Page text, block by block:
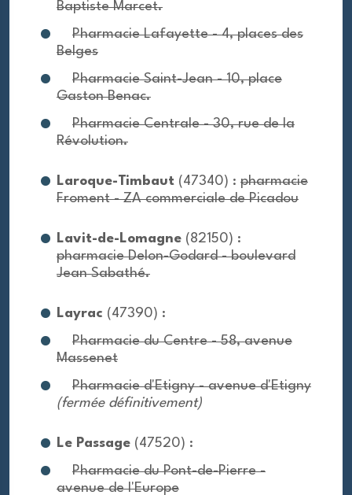
Baptiste Marcet.
Pharmacie Lafayette - 4, places des
Belges
Pharmacie Saint-Jean - 10, place
Gaston Benac.
Pharmacie Centrale - 30, rue de la
Révolution.
Laroque-Timbaut (47340) : pharmacie
Froment - ZA commerciale de Picadou
Lavit-de-Lomagne (82150) :
pharmacie Delon-Godard - boulevard
Jean Sabathé.
Layrac (47390) :
Pharmacie du Centre - 58, avenue
Massenet
Pharmacie d'Etigny - avenue d'Etigny
(fermée définitivement)
Le Passage (47520) :
Pharmacie du Pont-de-Pierre -
avenue de l'Europe